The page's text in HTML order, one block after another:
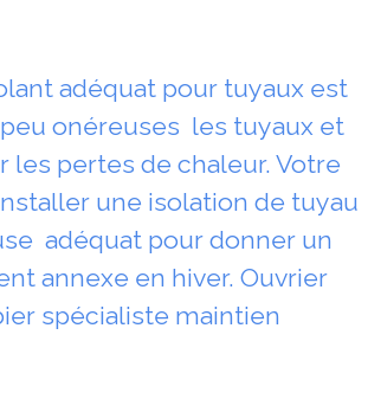
adéquat pour tuyaux est
onéreuses les tuyaux et
les pertes de chaleur. Votre
une isolation de tuyau
adéquat pour donner un
annexe en hiver. Ouvrier
spécialiste maintien